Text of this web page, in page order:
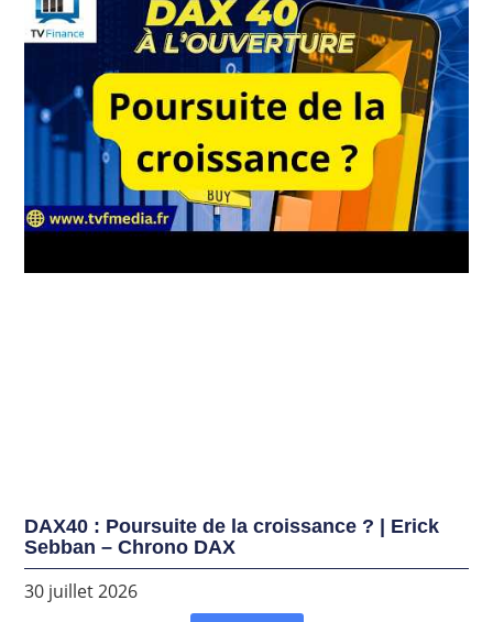
DAX40 : Poursuite de la croissance ? | Erick
Sebban – Chrono DAX
30 juillet 2026